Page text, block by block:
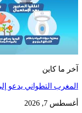
آخر ما كاين
المغرب التطواني يدعو
أغسطس 7, 2026